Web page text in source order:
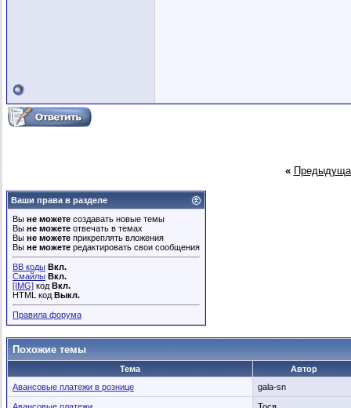
«
Ваши права в разделе
Вы не можете создавать новые темы
Вы не можете отвечать в темах
Вы не можете прикреплять вложения
Вы не можете редактировать свои сообщения
BB коды Вкл.
Смайлы Вкл.
[IMG] код Вкл.
HTML код Выкл.
Правила форума
Похожие темы
Тема
Автор
Авансовые платежи в рознице
gala-sn